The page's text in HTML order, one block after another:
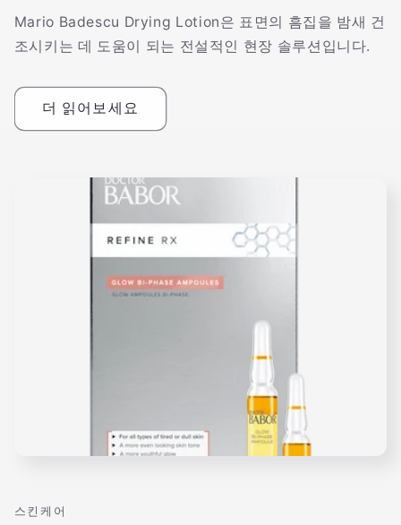
Mario Badescu Drying Lotion은 표면의 흠집을 밤새 건
조시키는 데 도움이 되는 전설적인 현장 솔루션입니다.
더 읽어보세요
스킨케어